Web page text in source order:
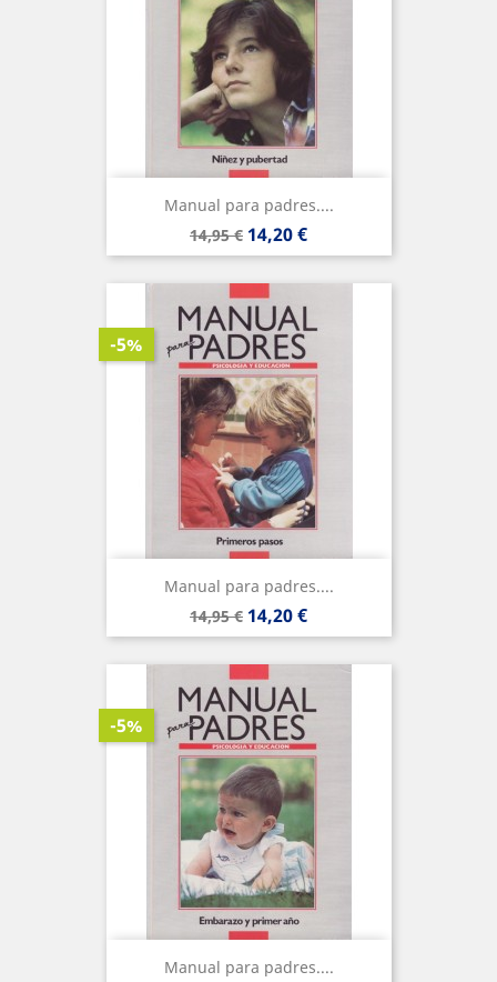
Manual para padres....
Precio
base
14,95 € Precio
14,20 €
Manual para padres....
Precio
base
14,95 €
-5%
Precio
14,20 €
Manual para padres....
-5%